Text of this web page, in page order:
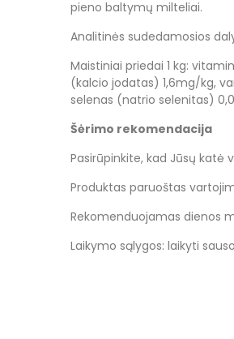
pieno baltymų milteliai.
Analitinės sudedamosios
Maistiniai priedai 1 kg:
(kalcio jodatas) 1,6mg/kg,
selenas (natrio selenitas)
Šėrimo rekomendacija
Pasirūpinkite, kad Jūsų katė
Produktas paruoštas
Rekomenduojamas dienos
Laikymo sąlygos: laikyti